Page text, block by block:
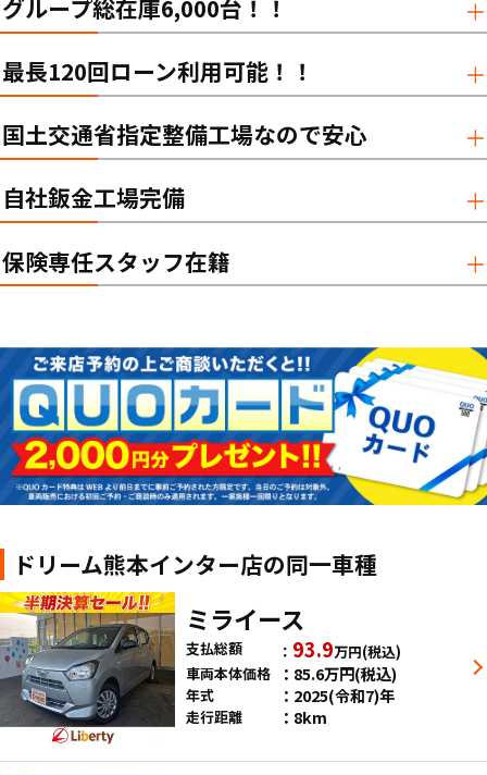
グループ総在庫6,000台！！
最長120回ローン利用可能！！
国土交通省指定整備工場なので安心
自社鈑金工場完備
保険専任スタッフ在籍
ドリーム熊本インター店の同一車種
ミライース
支払総額 93.9万円(税込)
車両本体価格
85.6万円(税込)
年式 2025(令和7)年
走行距離 8km